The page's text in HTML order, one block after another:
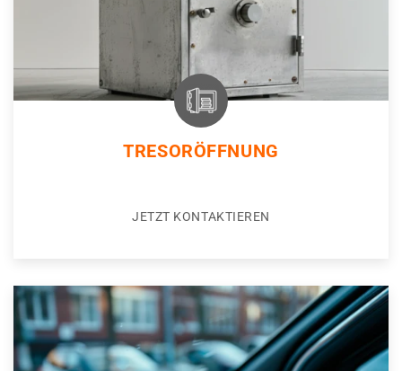
TRESORÖFFNUNG
JETZT KONTAKTIEREN